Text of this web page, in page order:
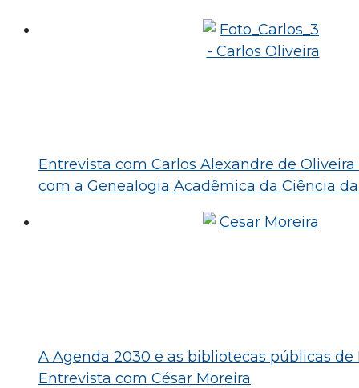
Entrevista com Carlos Alexandre de
com a Genealogia Acadêmica da Ciência
A Agenda 2030 e as bibliotecas públicas de
Entrevista com César Moreira